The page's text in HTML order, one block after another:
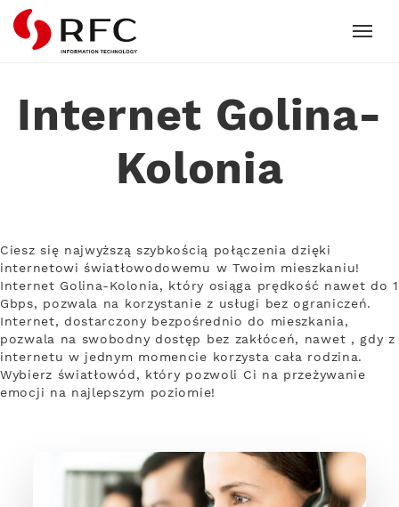
RFC
Internet Golina-
Kolonia
Ciesz się najwyższą szybkością połączenia dzięki
internetowi światłowodowemu w Twoim mieszkaniu!
Internet Golina-Kolonia, który osiąga prędkość nawet do 1
Gbps, pozwala na korzystanie z usługi bez ograniczeń.
Internet, dostarczony bezpośrednio do mieszkania,
pozwala na swobodny dostęp bez zakłóceń, nawet , gdy z
internetu w jednym momencie korzysta cała rodzina.
Wybierz światłowód, który pozwoli Ci na przeżywanie
emocji na najlepszym poziomie!